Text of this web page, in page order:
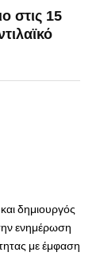
στις 15
δημιουργός
ενημέρωση
με έμφαση